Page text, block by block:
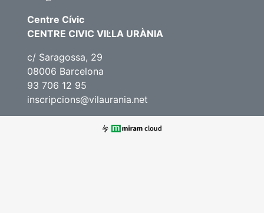
Centre Cívic
CENTRE CIVIC VIL·LA URÀNIA
c/ Saragossa, 29
08006 Barcelona
93 706 12 95
inscripcions@vilaurania.net